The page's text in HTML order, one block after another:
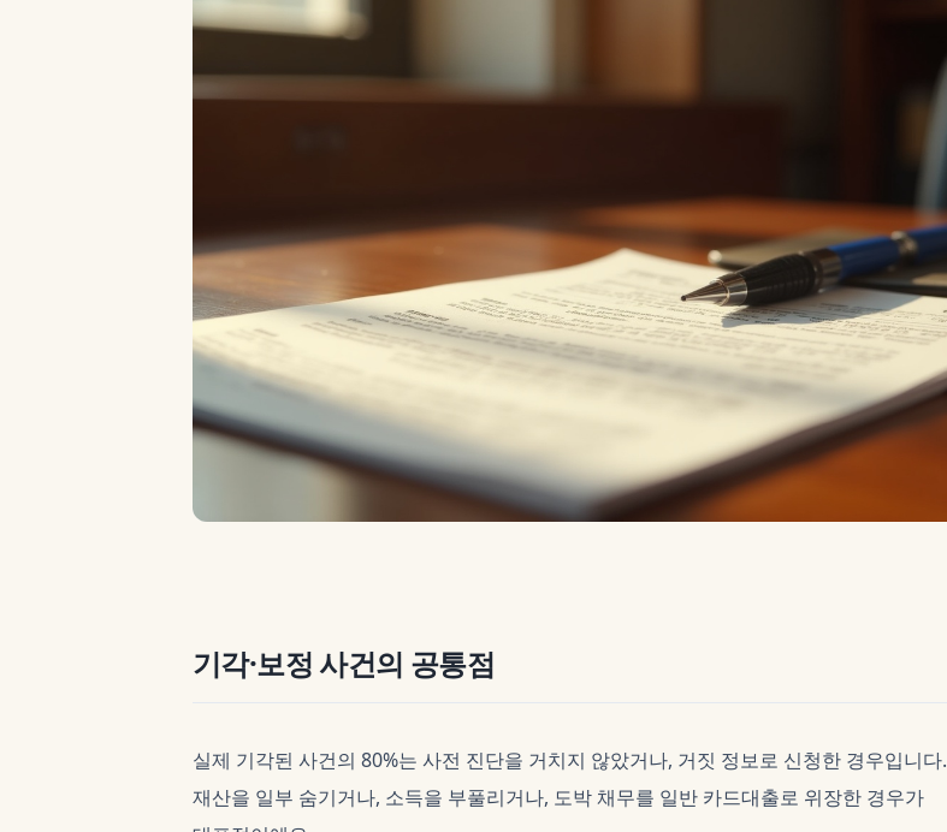
기각·보정 사건의 공통점
실제 기각된 사건의 80%는 사전 진단을 거치지 않았거나, 거짓 정보로 신청한 경우입니다.
재산을 일부 숨기거나, 소득을 부풀리거나, 도박 채무를 일반 카드대출로 위장한 경우가